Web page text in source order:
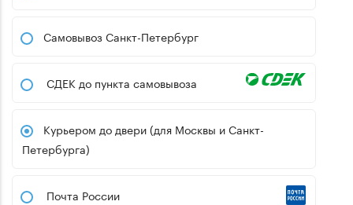
Самовывоз Санкт-Петербург
СДЕК до пункта самовывоза
Курьером до двери (для Москвы и Санкт-
Петербурга)
Почта России